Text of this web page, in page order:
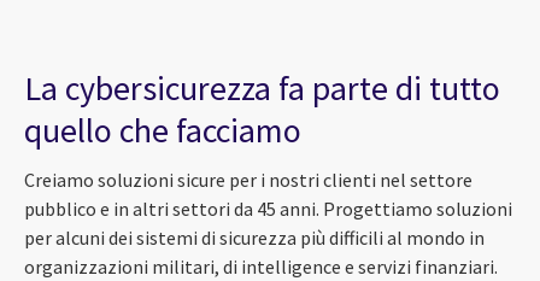
La cybersicurezza fa parte di tutto
quello che facciamo
Creiamo soluzioni sicure per i nostri clienti nel settore
pubblico e in altri settori da 45 anni. Progettiamo soluzioni
per alcuni dei sistemi di sicurezza più difficili al mondo in
organizzazioni militari, di intelligence e servizi finanziari.